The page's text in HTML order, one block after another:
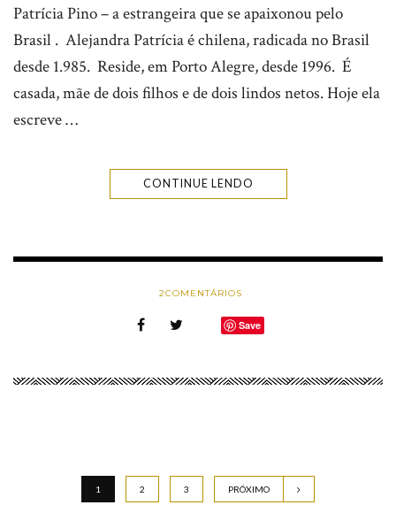
Patrícia Pino – a estrangeira que se apaixonou pelo
Brasil . Alejandra Patrícia é chilena, radicada no Brasil
desde 1.985. Reside, em Porto Alegre, desde 1996. É
casada, mãe de dois filhos e de dois lindos netos. Hoje ela
escreve …
CONTINUE LENDO
2COMENTÁRIOS
Save
1 2 3 PRÓXIMO